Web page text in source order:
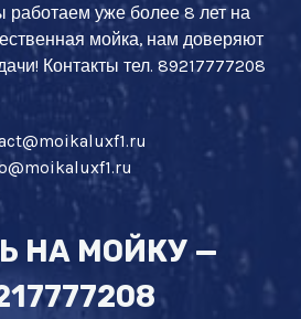
работаем уже более 8 лет на
мойка, нам доверяют
Контакты тел. 89217777208
НА МОЙКУ —